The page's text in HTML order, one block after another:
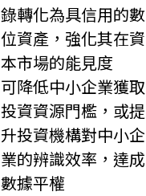
錄轉化為具信用的數
位資產，強化其在資
本市場的能見度
可降低中小企業獲取
投資資源門檻，或提
升投資機構對中小企
業的辨識效率，達成
數據平權